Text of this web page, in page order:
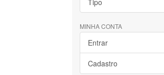
Tipo
MINHA CONTA
Entrar
Cadastro